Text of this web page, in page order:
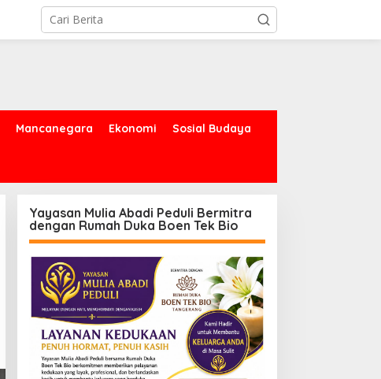
Mancanegara Ekonomi Sosial Budaya
Yayasan Mulia Abadi Peduli Bermitra
dengan Rumah Duka Boen Tek Bio